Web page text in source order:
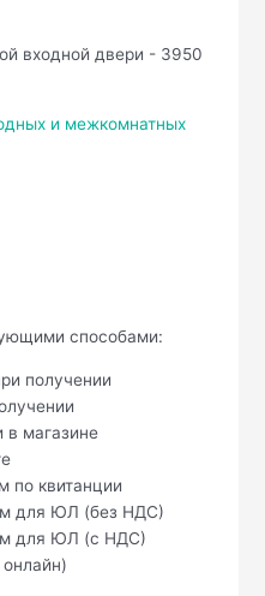
входной двери - 3950
и межкомнатных
способами:
получении
в магазине
по квитанции
для ЮЛ (без НДС)
для ЮЛ (с НДС)